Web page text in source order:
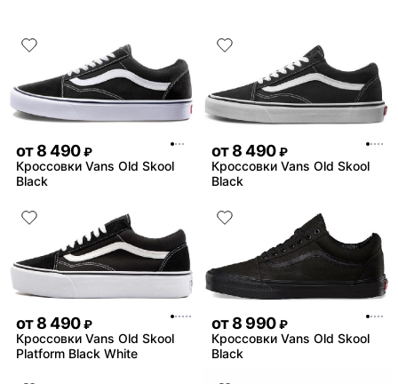
от8 490 ₽
Кроссовки Vans Old Skool
Black
от8 490 ₽
Кроссовки Vans Old Skool
Black
от8 490 ₽
Кроссовки Vans Old Skool
Platform Black White
от8 990 ₽
Кроссовки Vans Old Skool
Black